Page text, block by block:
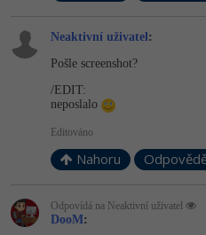
Neaktivní uživatel :
Pošle screenshot?
/EDIT:
neposlalo
Editováno
Nahoru
Odpovídá na Neaktivní uživatel
DooM: